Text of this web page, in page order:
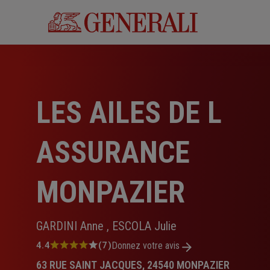
LES AILES DE L
ASSURANCE
MONPAZIER
GARDINI Anne , ESCOLA Julie
Note
4.4 (7)Donnez votre avis
63 RUE SAINT JACQUES, 24540 MONPAZIER